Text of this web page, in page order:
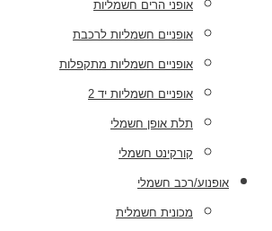
אופני הרים חשמליות
אופניים חשמליות לרכבת
אופניים חשמליות מתקפלות
אופניים חשמליות יד 2
תלת אופן חשמלי
קורקינט חשמלי
אופנוע/רכב חשמלי
מכונית חשמלית